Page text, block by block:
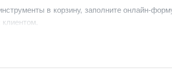
в корзину, заполните онлайн-
рассчитать стоимость поставки и